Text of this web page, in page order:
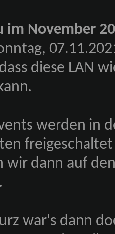
im November
diese LAN
werden in
wir dann auf
war's dann